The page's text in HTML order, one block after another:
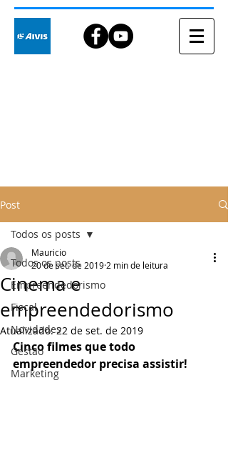
Post
Todos os posts
Empreendedorismo
Fiscal
Novidades
Gestão
Marketing
Todos os posts
Cinema e
empreendedorismo
Mauricio
20 de set. de 2019 2 min de leitura
Atualizado:22 de set. de 2019
Cinco filmes que todo
empreendedor precisa assistir!